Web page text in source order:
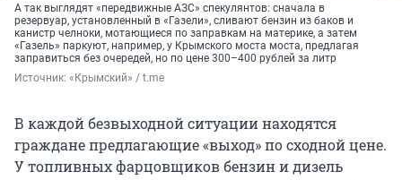
А так выглядят «передвижные АЗС» спекулянтов: сначала в
резервуар, установленный в «Газели», сливают бензин из баков и
канистр челноки, мотающиеся по заправкам на материке, а затем
«Газель» паркуют, например, у Крымского моста моста, предлагая
заправиться без очередей, но по цене 300–400 рублей за литр
Источник: «Крымский» / t.me
В каждой безвыходной ситуации находятся
граждане предлагающие «выход» по сходной цене.
У топливных фарцовщиков бензин и дизель